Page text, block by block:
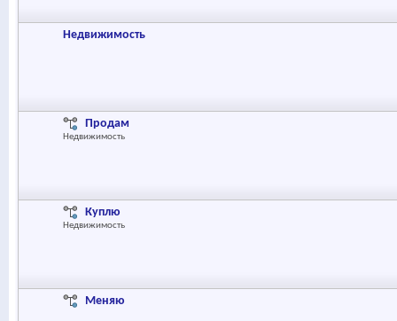
Недвижимость
Продам
Недвижимость
Куплю
Недвижимость
Меняю